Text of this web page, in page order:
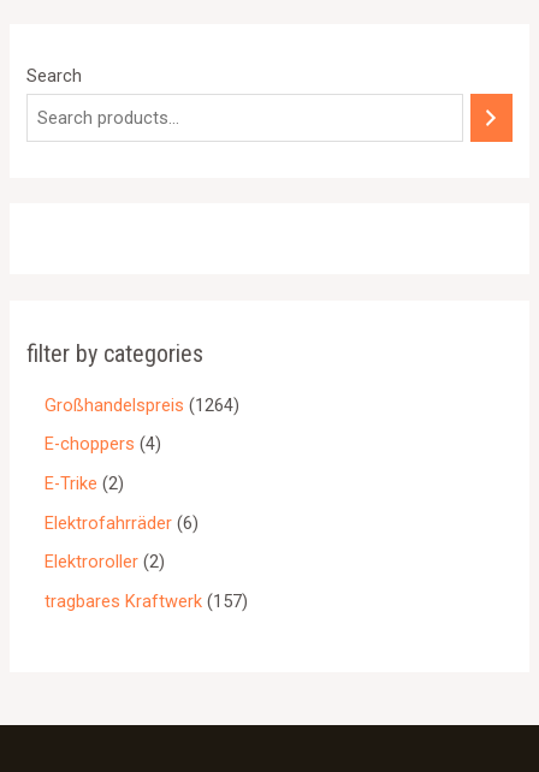
Search
filter by categories
Großhandelspreis
1264
E-choppers 4
E-Trike 2
Elektrofahrräder 6
Elektroroller 2
tragbares Kraftwerk 157